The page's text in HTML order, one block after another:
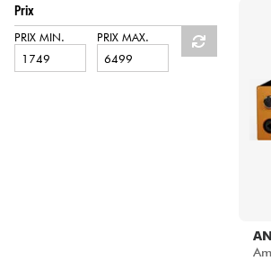
Prix
PRIX MIN. PRIX MAX.